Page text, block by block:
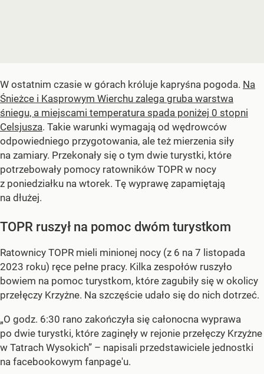
W ostatnim czasie w górach króluje kapryśna pogoda. Na
Śnieżce i Kasprowym Wierchu zalega gruba warstwa
śniegu, a miejscami temperatura spada poniżej 0 stopni
Celsjusza. Takie warunki wymagają od wędrowców
odpowiedniego przygotowania, ale też mierzenia siły
na zamiary. Przekonały się o tym dwie turystki, które
potrzebowały pomocy ratowników TOPR w nocy
z poniedziałku na wtorek. Tę wyprawę zapamiętają
na dłużej.
TOPR ruszył na pomoc dwóm turystkom
Ratownicy TOPR mieli minionej nocy (z 6 na 7 listopada
2023 roku) ręce pełne pracy. Kilka zespołów ruszyło
bowiem na pomoc turystkom, które zagubiły się w okolicy
przełęczy Krzyżne. Na szczęście udało się do nich dotrzeć.
„O godz. 6:30 rano zakończyła się całonocna wyprawa
po dwie turystki, które zaginęły w rejonie przełęczy Krzyżne
w Tatrach Wysokich” – napisali przedstawiciele jednostki
na facebookowym fanpage'u.